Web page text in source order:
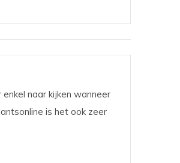
naar kijken wanneer
is het ook zeer